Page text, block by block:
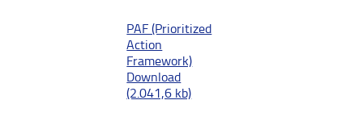
PAF (Prioritized
Action
Framework)
Download
(2.041,6 kb)